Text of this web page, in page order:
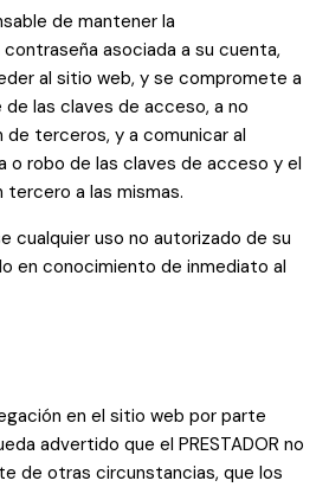
de mantener la
asociada a su cuenta,
al sitio web, y se compromete a
las claves de acceso, a no
de terceros, y a comunicar al
o robo de las claves de acceso y el
a las mismas.
cualquier uso no autorizado de su
en conocimiento de inmediato al
en el sitio web por parte
advertido que el PRESTADOR no
de otras circunstancias, que los